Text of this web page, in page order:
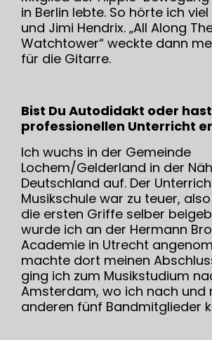
in Berlin lebte. So hörte ich
und Jimi Hendrix. „All Along
Watchtower“ weckte dann
für die Gitarre.
Bist Du Autodidakt oder
professionellen Unterricht
Ich wuchs in der Gemeinde
Lochem/Gelderland in der
Deutschland auf. Der
Musikschule war zu teuer,
die ersten Griffe selber
wurde ich an der Hermann
Academie in Utrecht
machte dort meinen
ging ich zum Musikstudium
Amsterdam, wo ich nach und
anderen fünf Bandmitglieder